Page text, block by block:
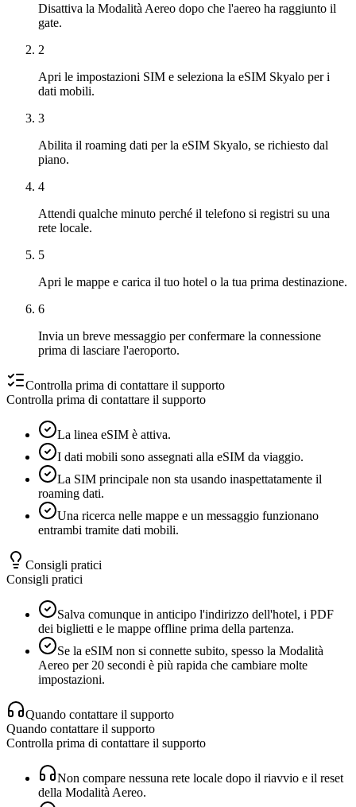
Disattiva la Modalità Aereo dopo che l'aereo ha raggiunto il
gate.
2
Apri le impostazioni SIM e seleziona la eSIM Skyalo per i
dati mobili.
3
Abilita il roaming dati per la eSIM Skyalo, se richiesto dal
piano.
4
Attendi qualche minuto perché il telefono si registri su una
rete locale.
5
Apri le mappe e carica il tuo hotel o la tua prima destinazione.
6
Invia un breve messaggio per confermare la connessione
prima di lasciare l'aeroporto.
Controlla prima di contattare il supporto
Controlla prima di contattare il supporto
La linea eSIM è attiva.
I dati mobili sono assegnati alla eSIM da viaggio.
La SIM principale non sta usando inaspettatamente il
roaming dati.
Una ricerca nelle mappe e un messaggio funzionano
entrambi tramite dati mobili.
Consigli pratici
Consigli pratici
Salva comunque in anticipo l'indirizzo dell'hotel, i PDF
dei biglietti e le mappe offline prima della partenza.
Se la eSIM non si connette subito, spesso la Modalità
Aereo per 20 secondi è più rapida che cambiare molte
impostazioni.
Quando contattare il supporto
Quando contattare il supporto
Controlla prima di contattare il supporto
Non compare nessuna rete locale dopo il riavvio e il reset
della Modalità Aereo.